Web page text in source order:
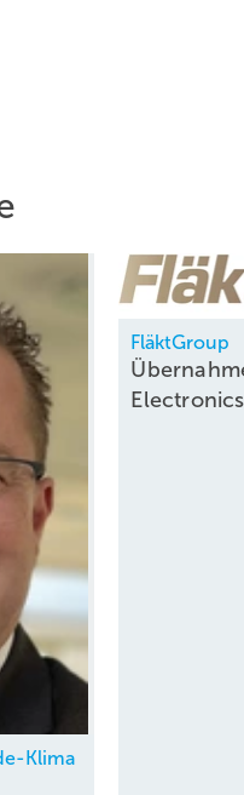
Klima
FläktGroup
Electronics